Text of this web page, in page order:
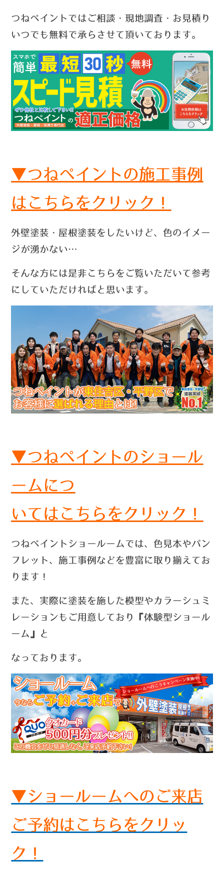
つねペイントではご相談・現地調査・お見積り
いつでも無料で承らさせて頂いております。
▼つねペイントの施工事例
はこちらをクリック！
外壁塗装・屋根塗装をしたいけど、色のイメー
ジが湧かない…
そんな方には是非こちらをご覧いただいて参考
にしていただければと思います。
▼つねペイントのショール
ームにつ
いては こちらをクリック！
つねペイントショールームでは、色見本やパン
フレット、施工事例などを豊富に取り揃えてお
ります！
また、実際に塗装を施した模型やカラーシュミ
レーションもご用意しており『体験型ショール
ーム』と
なっております。
▼ショールームへのご来店
ご予約はこちらをクリッ
ク！